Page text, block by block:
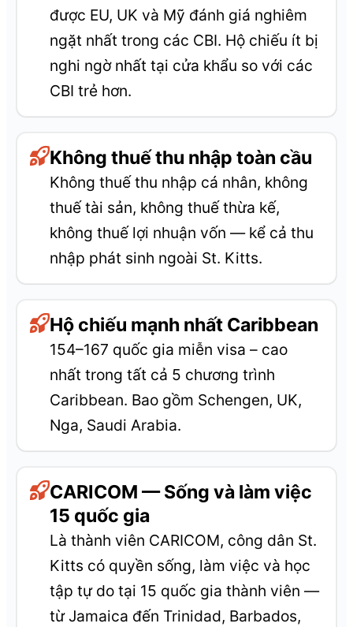
được EU, UK và Mỹ đánh giá nghiêm
ngặt nhất trong các CBI. Hộ chiếu ít bị
nghi ngờ nhất tại cửa khẩu so với các
CBI trẻ hơn.
Không thuế thu nhập toàn cầu
Không thuế thu nhập cá nhân, không
thuế tài sản, không thuế thừa kế,
không thuế lợi nhuận vốn — kể cả thu
nhập phát sinh ngoài St. Kitts.
Hộ chiếu mạnh nhất Caribbean
154–167 quốc gia miễn visa – cao
nhất trong tất cả 5 chương trình
Caribbean. Bao gồm Schengen, UK,
Nga, Saudi Arabia.
CARICOM — Sống và làm việc
15 quốc gia
Là thành viên CARICOM, công dân St.
Kitts có quyền sống, làm việc và học
tập tự do tại 15 quốc gia thành viên —
từ Jamaica đến Trinidad, Barbados,